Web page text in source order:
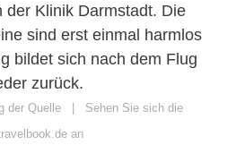
der Klinik Darmstadt. Die
sind erst einmal harmlos
bildet sich nach dem Flug
zurück.
der Quelle | Sehen Sie sich die
an